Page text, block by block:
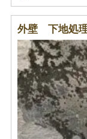
外壁 下地処